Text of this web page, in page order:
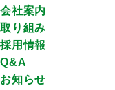
会社案内
取り組み
採用情報
Q&A
お知らせ